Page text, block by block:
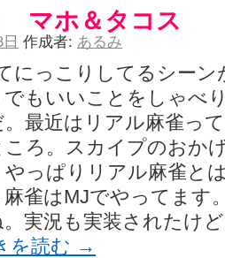
！ ところで、すばら先輩はどれくらい出
-Saki- / 咲-Saki-全国編 第13話 最終回かぁ
と。 - 咲-Saki- / こっそり休止、こっそり
んイェイ～ (06:09)
(15:19)
マホ＆タコス
作成者: あるみ
にっこりしてるシー
もいいことをしゃべ
。最近はリアル麻雀っ
ろ。スカイプのおか
っぱりリアル麻雀と
雀はMJでやってます
実況も実装されたけ
を読む →